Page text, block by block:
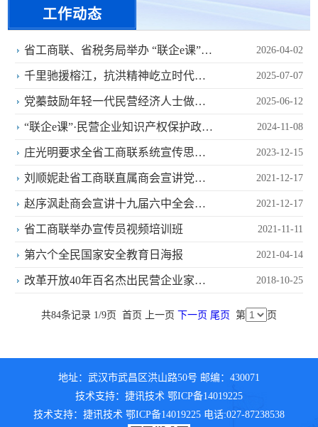
工作动态
省工商联、省税务局举办 “联企e课”
“税企面对面”增值税法宣...
2026-04-02
千里驰援榕江，抗洪精神屹立时代潮
头
2025-07-07
党蓁鼓励年轻一代民营经济人士做中
国特色社会主义的建设者中国...
2025-06-12
“联企e课”·民营企业知识产权保护政策
宣讲开讲
2024-11-08
庄光明要求全省工商联系统宣传思想
工作做得更好
2023-12-15
刘顺妮赴省工商联直属商会宣讲党的
十九届六中全会精神
2021-12-17
赵序沨赴商会宣讲十九届六中全会精
神
2021-12-17
省工商联举办宣传员视频培训班 2021-11-11
第六个全民国家安全教育日海报 2021-04-14
改革开放40年百名杰出民营企业家出 2018-10-25
共84条记录 1/9页 首页 上一页 下一页 尾页 第 页
地址：武汉市武昌区洪山路50号 邮编：430071
技术支持：捷讯技术 鄂ICP备14019225
技术支持：捷讯技术 鄂ICP备14019225 电话:027-87238538